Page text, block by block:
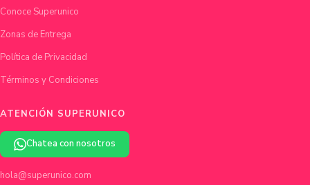
Conoce Superunico
Zonas de Entrega
Política de Privacidad
Términos y Condiciones
ATENCIÓN SUPERUNICO
Chatea con nosotros
hola@superunico.com